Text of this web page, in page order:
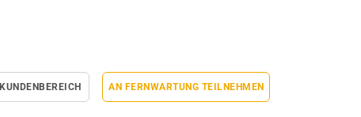
KUNDENBEREICH AN FERNWARTUNG TEILNEHMEN